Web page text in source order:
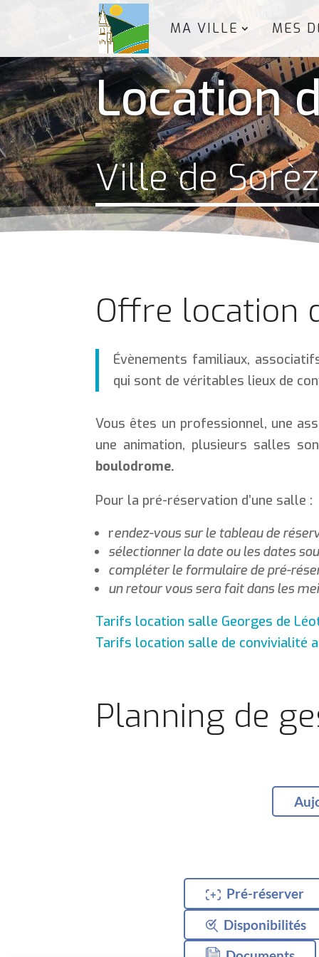
MA VILLE MES
Location
Ville de
Offre location
Évènements familiaux,
qui sont de véritables lieux de
Vous êtes un professionnel, une
une animation, plusieurs salles
boulodrome.
Pour la pré-réservation d’une salle :
rendez-vous sur le tableau de
sélectionner la date ou les dates
compléter le formulaire de pré-
un retour vous sera fait dans les
Tarifs location salle Georges de
Tarifs location salle de convivialité
Planning de
+
Pré-réserver
Disponibilités